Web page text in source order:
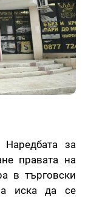
за
правата на
в търговски
иска да се